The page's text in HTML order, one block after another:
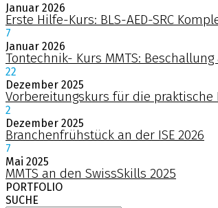
Januar 2026
Erste Hilfe-Kurs: BLS-AED-SRC
7
Januar 2026
Tontechnik- Kurs MMTS:
22
Dezember 2025
Vorbereitungskurs für die
2
Dezember 2025
Branchenfrühstück an der ISE 2026
7
Mai 2025
MMTS an den SwissSkills 2025
PORTFOLIO
SUCHE